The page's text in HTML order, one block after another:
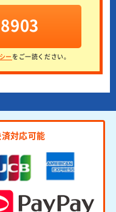
ー をご一読ください。
対応可能